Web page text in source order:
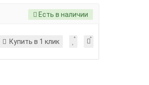
Есть в наличии
Купить в 1 клик